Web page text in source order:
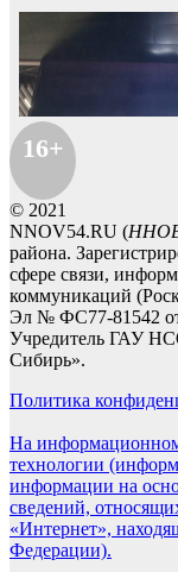
16+
© 2021
NNOV54.RU (
района.
сфере связи,
коммуникаций
Эл № ФС77-81542
Учредитель ГАУ
Сибирь».
Политика
На информационном
технологии
информации на
сведений,
«Интернет»,
Федерации).